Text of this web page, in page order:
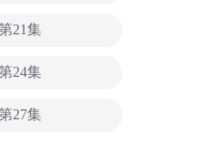
21集
24集
27集